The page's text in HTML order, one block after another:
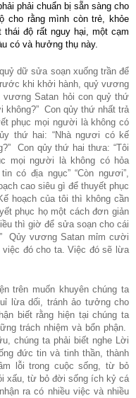
phải chuẩn bị sẵn sàng cho
cho rằng mình còn trẻ, khỏe
độ rất nguy hại, một cạm
có và hưởng thụ này.
dữ sửa soạn xuống trần để
khi khởi hành, quỷ vương
Satan hỏi con quỷ thứ
không?” Con qủy thứ nhất trả
phục mọi người là không có
thứ hai: “Nhà ngươi có kế
Con qủy thứ hai thưa: “Tôi
mọi người là không có hỏa
có địa ngục” “Còn ngươi”,
cao siêu gì để thuyết phục
hoạch của tôi thì không cần
phục họ một cách đơn giản
thì giờ để sửa soạn cho cái
Qủy vương Satan mỉm cười
đó cho ta. Việc đó sẽ lừa
trên muốn khuyên chúng ta
lừa dối, tránh ảo tưởng cho
biết rằng hiện tại chúng ta
trách nhiệm và bổn phận.
chúng ta phải biết nghe Lời
đức tin và tinh thần, thành
lỗi trong cuộc sống, từ bỏ
xấu, từ bỏ đời sống ích kỷ cá
ra có nhiều việc và nhiều